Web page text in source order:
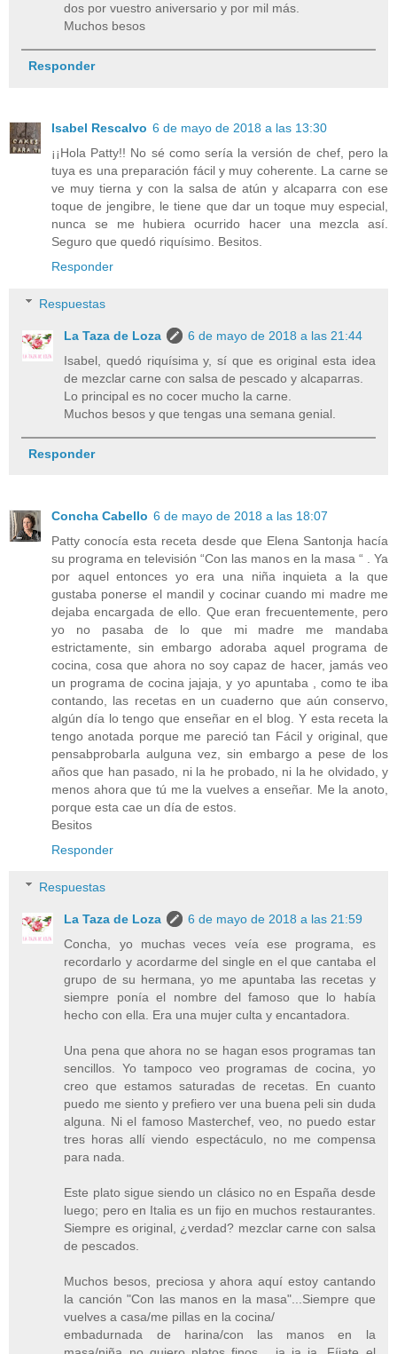
dos por vuestro aniversario y por mil más.
Muchos besos
Responder
Isabel Rescalvo 6 de mayo de 2018 a las 13:30
¡¡Hola Patty!! No sé como sería la versión de chef, pero la
tuya es una preparación fácil y muy coherente. La carne se
ve muy tierna y con la salsa de atún y alcaparra con ese
toque de jengibre, le tiene que dar un toque muy especial,
nunca se me hubiera ocurrido hacer una mezcla así.
Seguro que quedó riquísimo. Besitos.
Responder
Respuestas
La Taza de Loza
6 de mayo de 2018 a las 21:44
Isabel, quedó riquísima y, sí que es original esta idea
de mezclar carne con salsa de pescado y alcaparras.
Lo principal es no cocer mucho la carne.
Muchos besos y que tengas una semana genial.
Responder
Concha Cabello 6 de mayo de 2018 a las 18:07
Patty conocía esta receta desde que Elena Santonja hacía
su programa en televisión “Con las manos en la masa “ . Ya
por aquel entonces yo era una niña inquieta a la que
gustaba ponerse el mandil y cocinar cuando mi madre me
dejaba encargada de ello. Que eran frecuentemente, pero
yo no pasaba de lo que mi madre me mandaba
estrictamente, sin embargo adoraba aquel programa de
cocina, cosa que ahora no soy capaz de hacer, jamás veo
un programa de cocina jajaja, y yo apuntaba , como te iba
contando, las recetas en un cuaderno que aún conservo,
algún día lo tengo que enseñar en el blog. Y esta receta la
tengo anotada porque me pareció tan Fácil y original, que
pensabprobarla aulguna vez, sin embargo a pese de los
años que han pasado, ni la he probado, ni la he olvidado, y
menos ahora que tú me la vuelves a enseñar. Me la anoto,
porque esta cae un día de estos.
Besitos
Responder
Respuestas
La Taza de Loza
6 de mayo de 2018 a las 21:59
Concha, yo muchas veces veía ese programa, es
recordarlo y acordarme del single en el que cantaba el
grupo de su hermana, yo me apuntaba las recetas y
siempre ponía el nombre del famoso que lo había
hecho con ella. Era una mujer culta y encantadora.
Una pena que ahora no se hagan esos programas tan
sencillos. Yo tampoco veo programas de cocina, yo
creo que estamos saturadas de recetas. En cuanto
puedo me siento y prefiero ver una buena peli sin duda
alguna. Ni el famoso Masterchef, veo, no puedo estar
tres horas allí viendo espectáculo, no me compensa
para nada.
Este plato sigue siendo un clásico no en España desde
luego; pero en Italia es un fijo en muchos restaurantes.
Siempre es original, ¿verdad? mezclar carne con salsa
de pescados.
Muchos besos, preciosa y ahora aquí estoy cantando
la canción "Con las manos en la masa"...Siempre que
vuelves a casa/me pillas en la cocina/
embadurnada de harina/con las manos en la